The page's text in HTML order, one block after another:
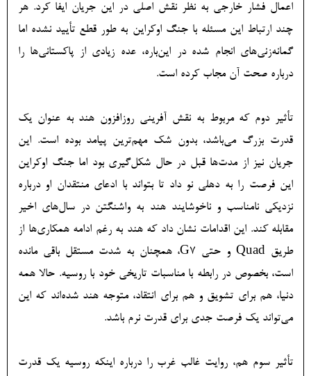
اعمال فشار خارجی به نظر نقش اصلی در این جریان ایفا کرد. هر
چند ارتباط این مسئله با جنگ اوکراین به طور قطع تأیید نشده اما
گمانه‌زنی‌های انجام شده در این‌باره، عده زیادی از پاکستانی‌ها را
درباره صحت آن مجاب کرده است.
تأثیر دوم که مربوط به نقش آفرینی روزافزون هند به عنوان یک
قدرت بزرگ می‌باشد، بدون شک مهم‌ترین پیامد بوده است. این
جریان نیز از مدت‌ها قبل در حال شکل‌گیری بود اما جنگ اوکراین
این فرصت را به دهلی نو داد تا بتواند با ادعای منتقدان او درباره
نزدیکی نامناسب و ناخوشایند هند به واشنگتن در سال‌های اخیر
مقابله کند. این اقدامات نشان داد که هند به رغم ادامه همکاری‌ها از
طریق Quad و حتی G7، همچنان به شدت مستقل باقی مانده
است، بخصوص در رابطه با مناسبات تاریخی‌ خود با روسیه. حالا همه
دنیا، هم برای تشویق و هم برای انتقاد، متوجه هند شده‌اند که این
می‌تواند یک فرصت جدی برای قدرت نرم باشد.
تأثیر سوم هم، روایت غالب غرب را درباره اینکه روسیه یک قدرت